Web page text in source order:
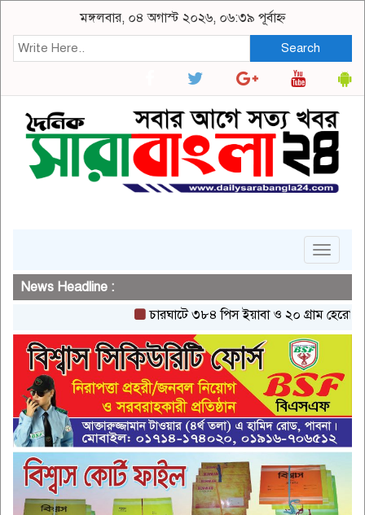
মঙ্গলবার, ০৪ অগাস্ট ২০২৬, ০৬:৩৯ পূর্বাহ্ন
Search
Toggle
News Headline :
চারঘাটে ৩৮৪ পিস ইয়াবা ও ২০ গ্রাম হেরোইনসহ